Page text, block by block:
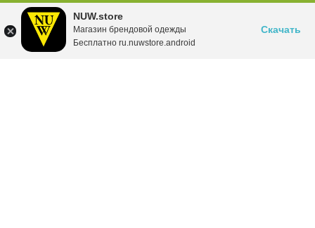
NUW.store
Магазин брендовой одежды
Бесплатно ru.nuwstore.android
Скачать